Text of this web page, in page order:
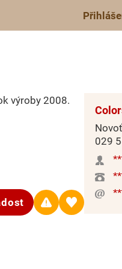
výroby 2008.
029